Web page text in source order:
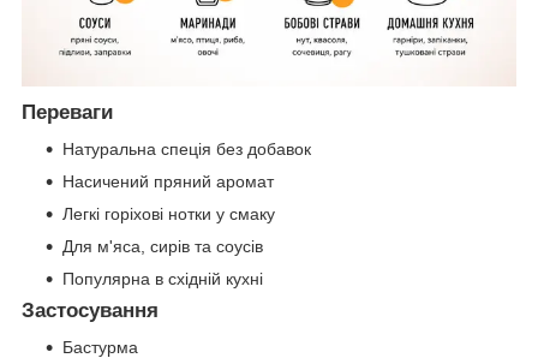
Переваги
Натуральна спеція без добавок
Насичений пряний аромат
Легкі горіхові нотки у смаку
Для м'яса, сирів та соусів
Популярна в східній кухні
Застосування
Бастурма